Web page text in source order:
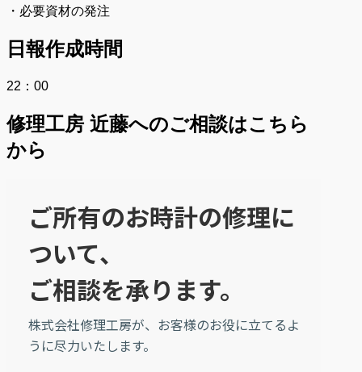
・必要資材の発注
日報作成時間
22：00
修理工房 近藤へのご相談はこちら
から